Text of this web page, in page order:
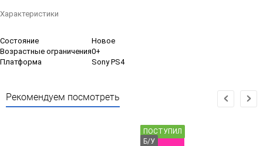
Характеристики
Состояние
Новое
Возрастные ограничения0+
Платформа
Sony PS4
Рекомендуем посмотреть
ПОСТУПИЛ
Б/У